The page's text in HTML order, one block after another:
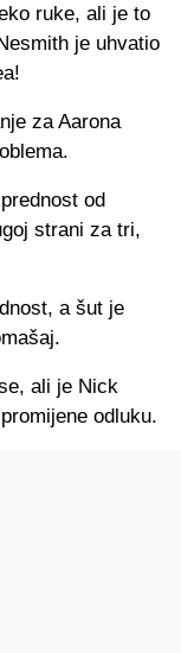
ruke, ali je to
je uhvatio
za Aarona
od
strani za tri,
a šut je
ali je Nick
odluku.